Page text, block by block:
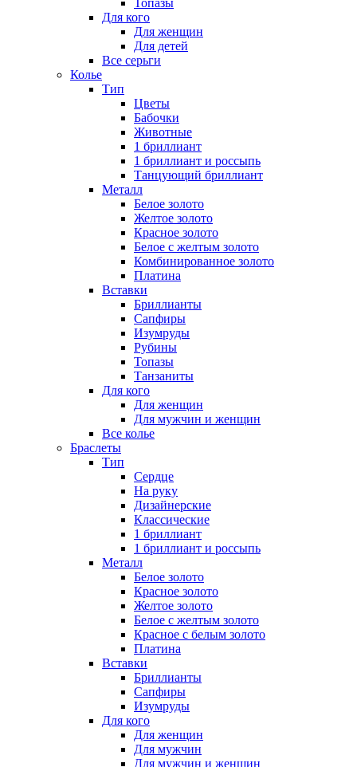
Топазы
Для кого
Для женщин
Для детей
Все серьги
Колье
Тип
Цветы
Бабочки
Животные
1 бриллиант
1 бриллиант и россыпь
Танцующий бриллиант
Металл
Белое золото
Желтое золото
Красное золото
Белое с желтым золото
Комбинированное золото
Платина
Вставки
Бриллианты
Сапфиры
Изумруды
Рубины
Топазы
Танзаниты
Для кого
Для женщин
Для мужчин и женщин
Все колье
Браслеты
Тип
Сердце
На руку
Дизайнерские
Классические
1 бриллиант
1 бриллиант и россыпь
Металл
Белое золото
Красное золото
Желтое золото
Белое с желтым золото
Красное с белым золото
Платина
Вставки
Бриллианты
Сапфиры
Изумруды
Для кого
Для женщин
Для мужчин
Для мужчин и женщин